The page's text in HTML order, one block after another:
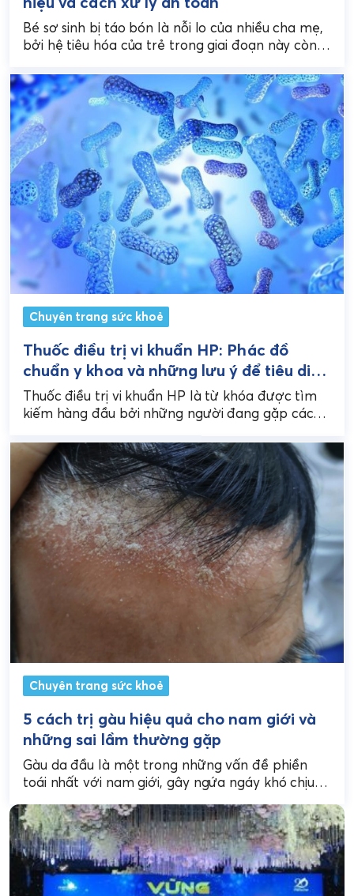
Bé sơ sinh bị táo bón là nỗi lo của nhiều cha mẹ,
bởi hệ tiêu hóa của trẻ trong giai đoạn này còn
Chuyên trang sức khoẻ
Thuốc điều trị vi khuẩn HP: Phác đồ
chuẩn y khoa và những lưu ý để tiêu diệt
tận gốc
Thuốc điều trị vi khuẩn HP là từ khóa được tìm
kiếm hàng đầu bởi những người đang gặp các
Chuyên trang sức khoẻ
5 cách trị gàu hiệu quả cho nam giới và
những sai lầm thường gặp
Gàu da đầu là một trong những vấn đề phiền
toái nhất với nam giới, gây ngứa ngáy khó chịu